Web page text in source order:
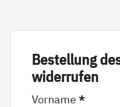
Be­stel­lung
wi­der­ru­fen
Vorname*